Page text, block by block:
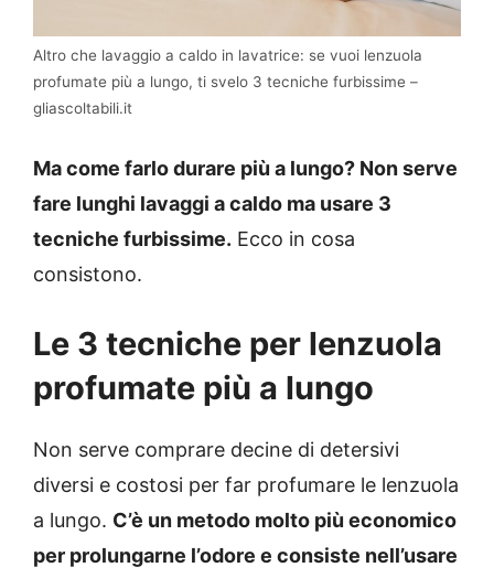
Altro che lavaggio a caldo in lavatrice: se vuoi lenzuola
profumate più a lungo, ti svelo 3 tecniche furbissime –
gliascoltabili.it
Ma come farlo durare più a lungo? Non serve
fare lunghi lavaggi a caldo ma usare 3
tecniche furbissime. Ecco in cosa
consistono.
Le 3 tecniche per lenzuola
profumate più a lungo
Non serve comprare decine di detersivi
diversi e costosi per far profumare le lenzuola
a lungo. C’è un metodo molto più economico
per prolungarne l’odore e consiste nell’usare